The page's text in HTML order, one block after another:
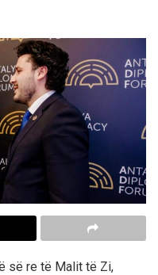
së re të Malit të Zi,